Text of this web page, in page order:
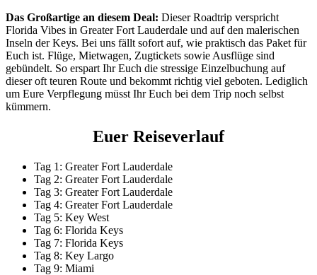
Das Großartige an diesem Deal: Dieser Roadtrip verspricht
Florida Vibes in Greater Fort Lauderdale und auf den malerischen
Inseln der Keys. Bei uns fällt sofort auf, wie praktisch das Paket für
Euch ist. Flüge, Mietwagen, Zugtickets sowie Ausflüge sind
gebündelt. So erspart Ihr Euch die stressige Einzelbuchung auf
dieser oft teuren Route und bekommt richtig viel geboten. Lediglich
um Eure Verpflegung müsst Ihr Euch bei dem Trip noch selbst
kümmern.
Euer Reiseverlauf
Tag 1: Greater Fort Lauderdale
Tag 2: Greater Fort Lauderdale
Tag 3: Greater Fort Lauderdale
Tag 4: Greater Fort Lauderdale
Tag 5: Key West
Tag 6: Florida Keys
Tag 7: Florida Keys
Tag 8: Key Largo
Tag 9: Miami